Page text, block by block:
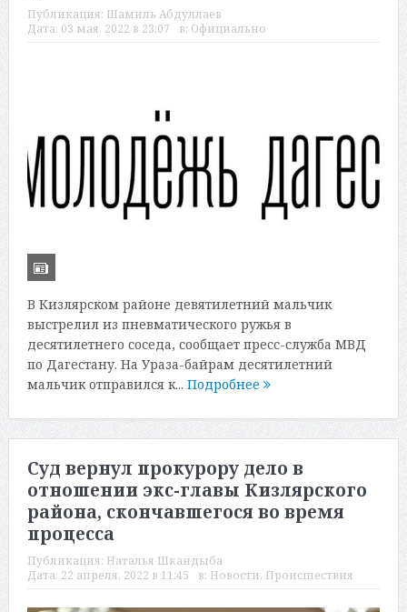
Публикация: Шамиль Абдуллаев
Дата: 03 мая, 2022 в 23:07 в: Официально
В Кизлярском районе девятилетний мальчик
выстрелил из пневматического ружья в
десятилетнего соседа, сообщает пресс-служба МВД
по Дагестану. На Ураза-байрам десятилетний
мальчик отправился к... Подробнее
Суд вернул прокурору дело в
отношении экс-главы Кизлярского
района, скончавшегося во время
процесса
Публикация: Наталья Шкандыба
Дата: 22 апреля, 2022 в 11:45 в: Новости, Происшествия